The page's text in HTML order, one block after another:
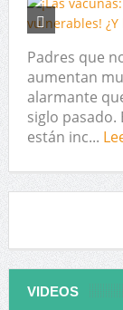
Padres que
aumentan
alarmante
siglo pasado.
están inc...
VIDEOS